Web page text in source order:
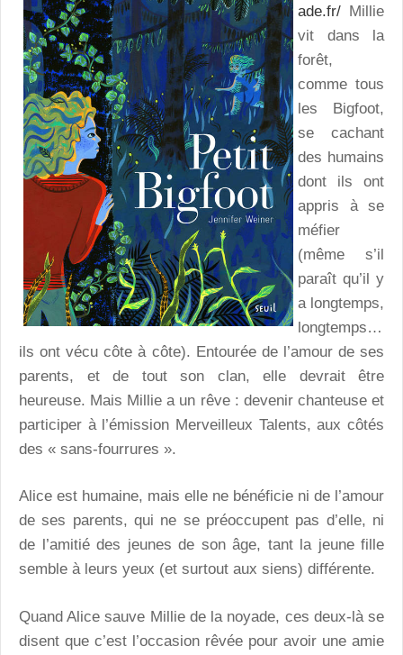
ade.fr/ Millie
vit dans la
forêt,
comme tous
les Bigfoot,
se cachant
des humains
dont ils ont
appris à se
méfier
(même s’il
paraît qu’il y
a longtemps,
longtemps…
ils ont vécu côte à côte). Entourée de l’amour de ses
parents, et de tout son clan, elle devrait être
heureuse. Mais Millie a un rêve : devenir chanteuse et
participer à l’émission Merveilleux Talents, aux côtés
des « sans-fourrures ».
Alice est humaine, mais elle ne bénéficie ni de l’amour
de ses parents, qui ne se préoccupent pas d’elle, ni
de l’amitié des jeunes de son âge, tant la jeune fille
semble à leurs yeux (et surtout aux siens) différente.
Quand Alice sauve Millie de la noyade, ces deux-là se
disent que c’est l’occasion rêvée pour avoir une amie